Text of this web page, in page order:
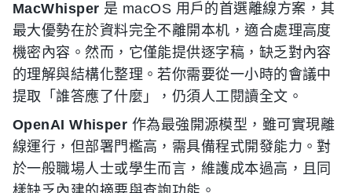
MacWhisper 是 macOS 用戶的首選離線方案，其
最大優勢在於資料完全不離開本机，適合處理高度
機密內容。然而，它僅能提供逐字稿，缺乏對內容
的理解與結構化整理。若你需要從一小時的會議中
提取「誰答應了什麼」，仍須人工閱讀全文。
OpenAI Whisper 作為最強開源模型，雖可實現離
線運行，但部署門檻高，需具備程式開發能力。對
於一般職場人士或學生而言，維護成本過高，且同